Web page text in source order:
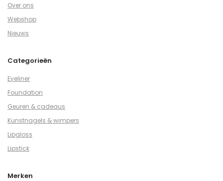
Over ons
Webshop
Nieuws
Categorieën
Eyeliner
Foundation
Geuren & cadeaus
Kunstnagels & wimpers
Lipgloss
Lipstick
Merken